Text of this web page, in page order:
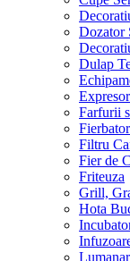
Dozator
Dulap
Farfurii
Filtru
Fier de
Friteuza
Grill,
Hota